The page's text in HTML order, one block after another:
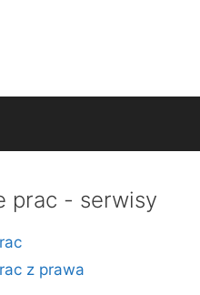
prac - serwisy
z prawa